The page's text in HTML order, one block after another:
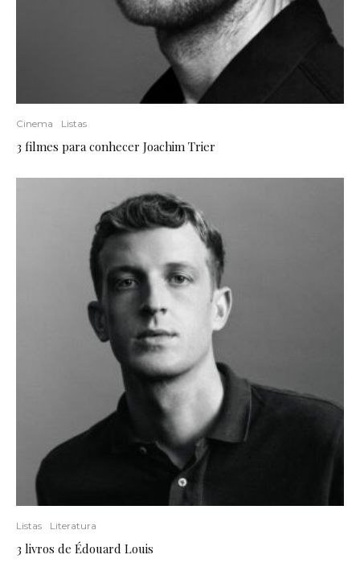
Cinema Listas
3 filmes para conhecer Joachim Trier
Listas Literatura
3 livros de Édouard Louis